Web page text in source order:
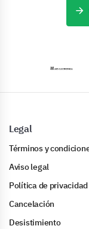
Legal
Términos y
Aviso legal
Política de privacidad
Cancelación
Desistimiento